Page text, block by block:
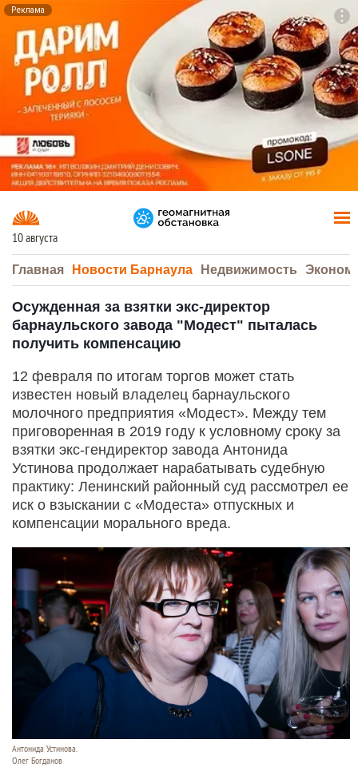
Реклама
10 августа
Главная Новости Барнаула Недвижимость
Осужденная за взятки экс-директор
барнаульского завода "Модест" пыталась
получить компенсацию
12 февраля по итогам торгов может стать
известен новый владелец барнаульского
молочного предприятия «Модест». Между тем
приговоренная в 2019 году к условному сроку за
взятки экс-гендиректор завода Антонида
Устинова продолжает нарабатывать судебную
практику: Ленинский районный суд рассмотрел ее
иск о взыскании с «Модеста» отпускных и
компенсации морального вреда.
Антонида Устинова.
Олег Богданов